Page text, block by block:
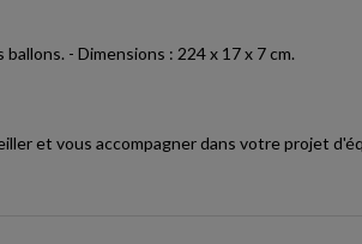
- Dimensions : 224 x 17 x 7 cm.
et vous accompagner dans votre projet